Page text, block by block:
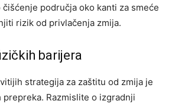
područja oko kanti za smeće
rizik od privlačenja zmija.
barijera
strategija za zaštitu od zmija je
Razmislite o izgradnji